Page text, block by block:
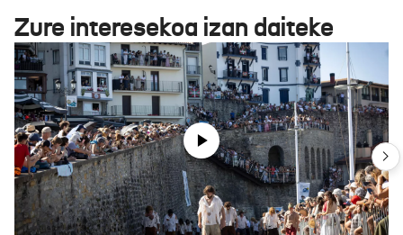
Zure interesekoa izan daiteke